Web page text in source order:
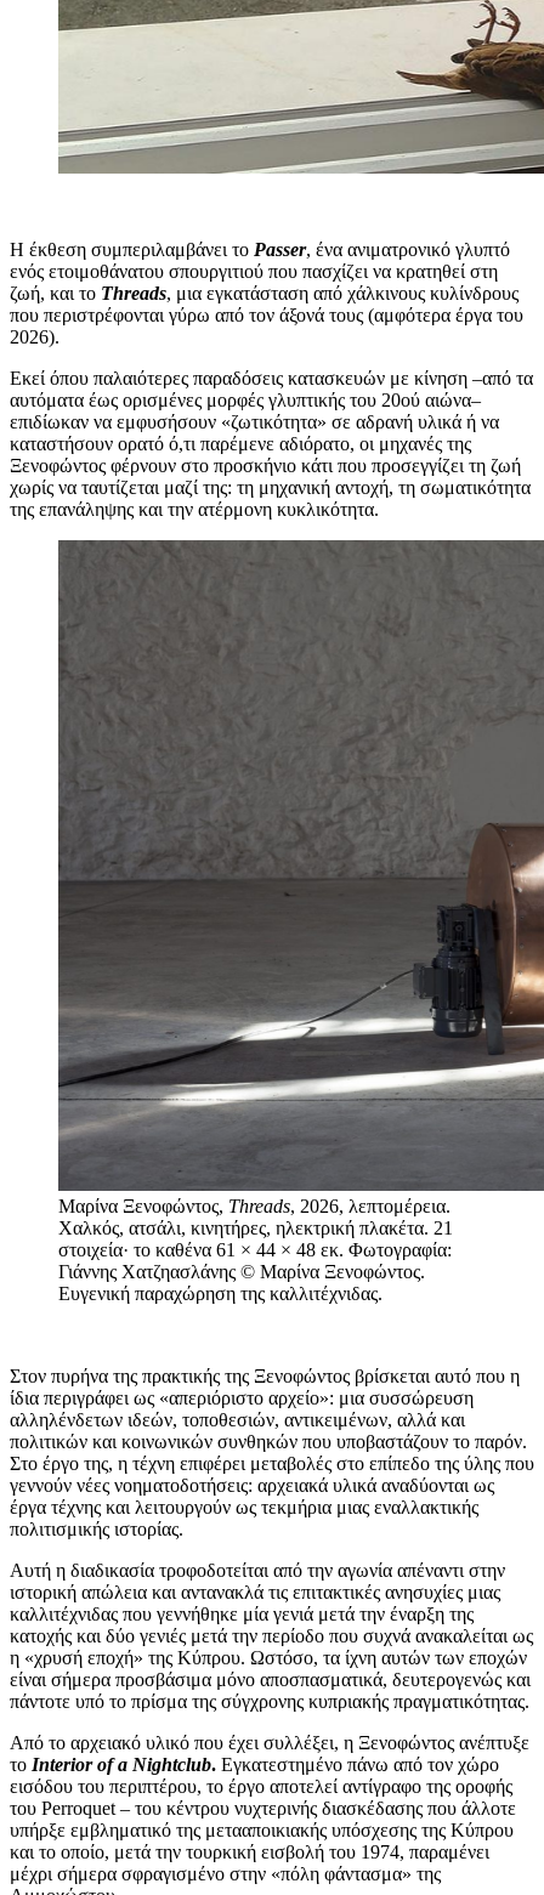
Η έκθεση συμπεριλαμβάνει το Passer, ένα ανιματρονικό γλυπτό
ενός ετοιμοθάνατου σπουργιτιού που πασχίζει να κρατηθεί στη
ζωή, και το Threads, μια εγκατάσταση από χάλκινους κυλίνδρους
που περιστρέφονται γύρω από τον άξονά τους (αμφότερα έργα του
2026).
Εκεί όπου παλαιότερες παραδόσεις κατασκευών με κίνηση –από τα
αυτόματα έως ορισμένες μορφές γλυπτικής του 20ού αιώνα–
επιδίωκαν να εμφυσήσουν «ζωτικότητα» σε αδρανή υλικά ή να
καταστήσουν ορατό ό,τι παρέμενε αδιόρατο, οι μηχανές της
Ξενοφώντος φέρνουν στο προσκήνιο κάτι που προσεγγίζει τη ζωή
χωρίς να ταυτίζεται μαζί της: τη μηχανική αντοχή, τη σωματικότητα
της επανάληψης και την ατέρμονη κυκλικότητα.
Μαρίνα Ξενοφώντος, Threads, 2026, λεπτομέρεια.
Χαλκός, ατσάλι, κινητήρες, ηλεκτρική πλακέτα. 21
στοιχεία· το καθένα 61 × 44 × 48 εκ. Φωτογραφία:
Γιάννης Χατζηασλάνης © Μαρίνα Ξενοφώντος.
Ευγενική παραχώρηση της καλλιτέχνιδας.
Στον πυρήνα της πρακτικής της Ξενοφώντος βρίσκεται αυτό που η
ίδια περιγράφει ως «απεριόριστο αρχείο»: μια συσσώρευση
αλληλένδετων ιδεών, τοποθεσιών, αντικειμένων, αλλά και
πολιτικών και κοινωνικών συνθηκών που υποβαστάζουν το παρόν.
Στο έργο της, η τέχνη επιφέρει μεταβολές στο επίπεδο της ύλης που
γεννούν νέες νοηματοδοτήσεις: αρχειακά υλικά αναδύονται ως
έργα τέχνης και λειτουργούν ως τεκμήρια μιας εναλλακτικής
πολιτισμικής ιστορίας.
Αυτή η διαδικασία τροφοδοτείται από την αγωνία απέναντι στην
ιστορική απώλεια και αντανακλά τις επιτακτικές ανησυχίες μιας
καλλιτέχνιδας που γεννήθηκε μία γενιά μετά την έναρξη της
κατοχής και δύο γενιές μετά την περίοδο που συχνά ανακαλείται ως
η «χρυσή εποχή» της Κύπρου. Ωστόσο, τα ίχνη αυτών των εποχών
είναι σήμερα προσβάσιμα μόνο αποσπασματικά, δευτερογενώς και
πάντοτε υπό το πρίσμα της σύγχρονης κυπριακής πραγματικότητας.
Από το αρχειακό υλικό που έχει συλλέξει, η Ξενοφώντος ανέπτυξε
το Interior of a Nightclub. Εγκατεστημένο πάνω από τον χώρο
εισόδου του περιπτέρου, το έργο αποτελεί αντίγραφο της οροφής
του Perroquet – του κέντρου νυχτερινής διασκέδασης που άλλοτε
υπήρξε εμβληματικό της μετααποικιακής υπόσχεσης της Κύπρου
και το οποίο, μετά την τουρκική εισβολή του 1974, παραμένει
μέχρι σήμερα σφραγισμένο στην «πόλη φάντασμα» της